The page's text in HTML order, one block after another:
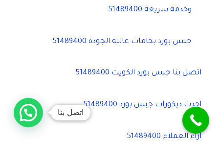
وخدمة سريعة 51489400
جبس بورد بخامات عالية الجودة 51489400
اتصل بنا جبس بورد الكويت 51489400
احدث ديكورات جبس بورد 51489400
اراء العملاء 51489400
اتصل بنا